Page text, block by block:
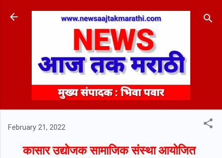
Skip to main content
February 21, 2022
कासार उद्योजक सामाजिक संस्थाआयोजित